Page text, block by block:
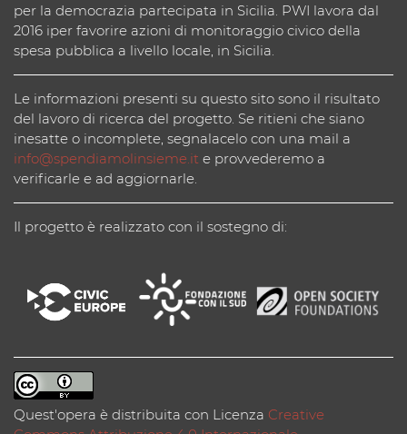
per la democrazia partecipata in Sicilia. PWI lavora dal
2016 iper favorire azioni di monitoraggio civico della
spesa pubblica a livello locale, in Sicilia.
Le informazioni presenti su questo sito sono il risultato
del lavoro di ricerca del progetto. Se ritieni che siano
inesatte o incomplete, segnalacelo con una mail a
info@spendiamolinsieme.it e provvederemo a
verificarle e ad aggiornarle.
Il progetto è realizzato con il sostegno di:
Quest'opera è distribuita con Licenza Creative